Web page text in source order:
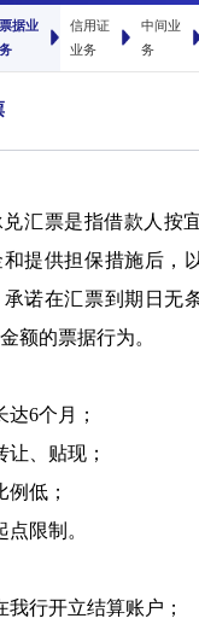
票据业
务
信用证
业务
中间业
务
票是指借款人按
提供担保措施后，
诺在汇票到期日无
额的票据行为。
6个月；
、贴现；
低；
限制。
行开立结算账户；